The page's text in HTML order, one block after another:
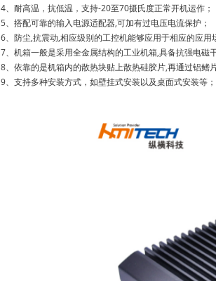
4、耐高温，抗低温，支持-20至70摄氏度正常开机运作；
5、搭配可靠的输入电源适配器,可加有过电压电流保护；
6、防尘,抗震动,相应级别的工控机能够应用于相应的应用
7、机箱一般是采用全金属结构的工业机箱,具备抗强电磁
8、依靠的是机箱内的散热块贴上散热硅胶片,再通过铝鳍
9、支持多种安装方式，如壁挂式安装以及桌面式安装等；